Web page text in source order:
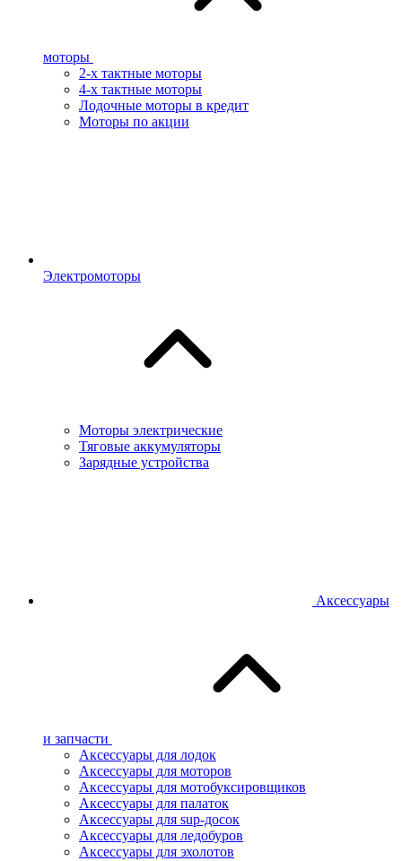
моторы
2-х тактные моторы
4-х тактные моторы
Лодочные моторы в кредит
Моторы по акции
Электромоторы
Моторы электрические
Тяговые аккумуляторы
Зарядные устройства
Аксессуары
и запчасти
Аксессуары для лодок
Аксессуары для моторов
Аксессуары для мотобуксировщиков
Аксессуары для палаток
Аксессуары для sup-досок
Аксессуары для ледобуров
Аксессуары для эхолотов